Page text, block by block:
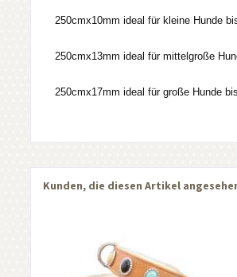
250cmx10mm ideal für kleine Hunde
250cmx13mm ideal für mittelgroße
250cmx17mm ideal für große Hunde
Kunden, die diesen Artikel